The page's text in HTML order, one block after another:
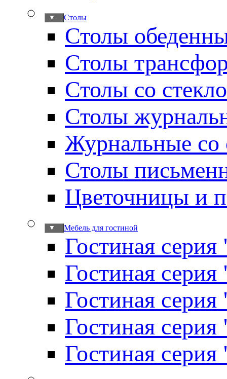
Столы
▼
Столы
Столы
Столы со
Столы
Журнальные со
Столы
Цветочницы и
Мебель для гостиной
▼
Гостиная
Гостиная
Гостиная
Гостиная
Гостиная